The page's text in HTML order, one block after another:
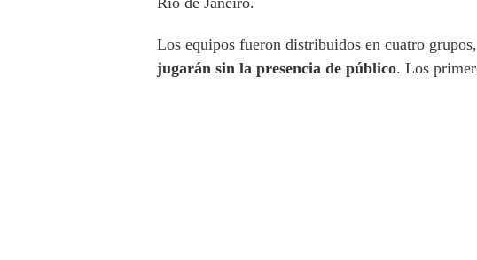
Los equipos fueron distribuidos en cuatro
jugarán sin la presencia de público. Los